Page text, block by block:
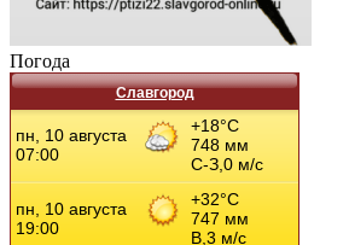
Погода
Славгород